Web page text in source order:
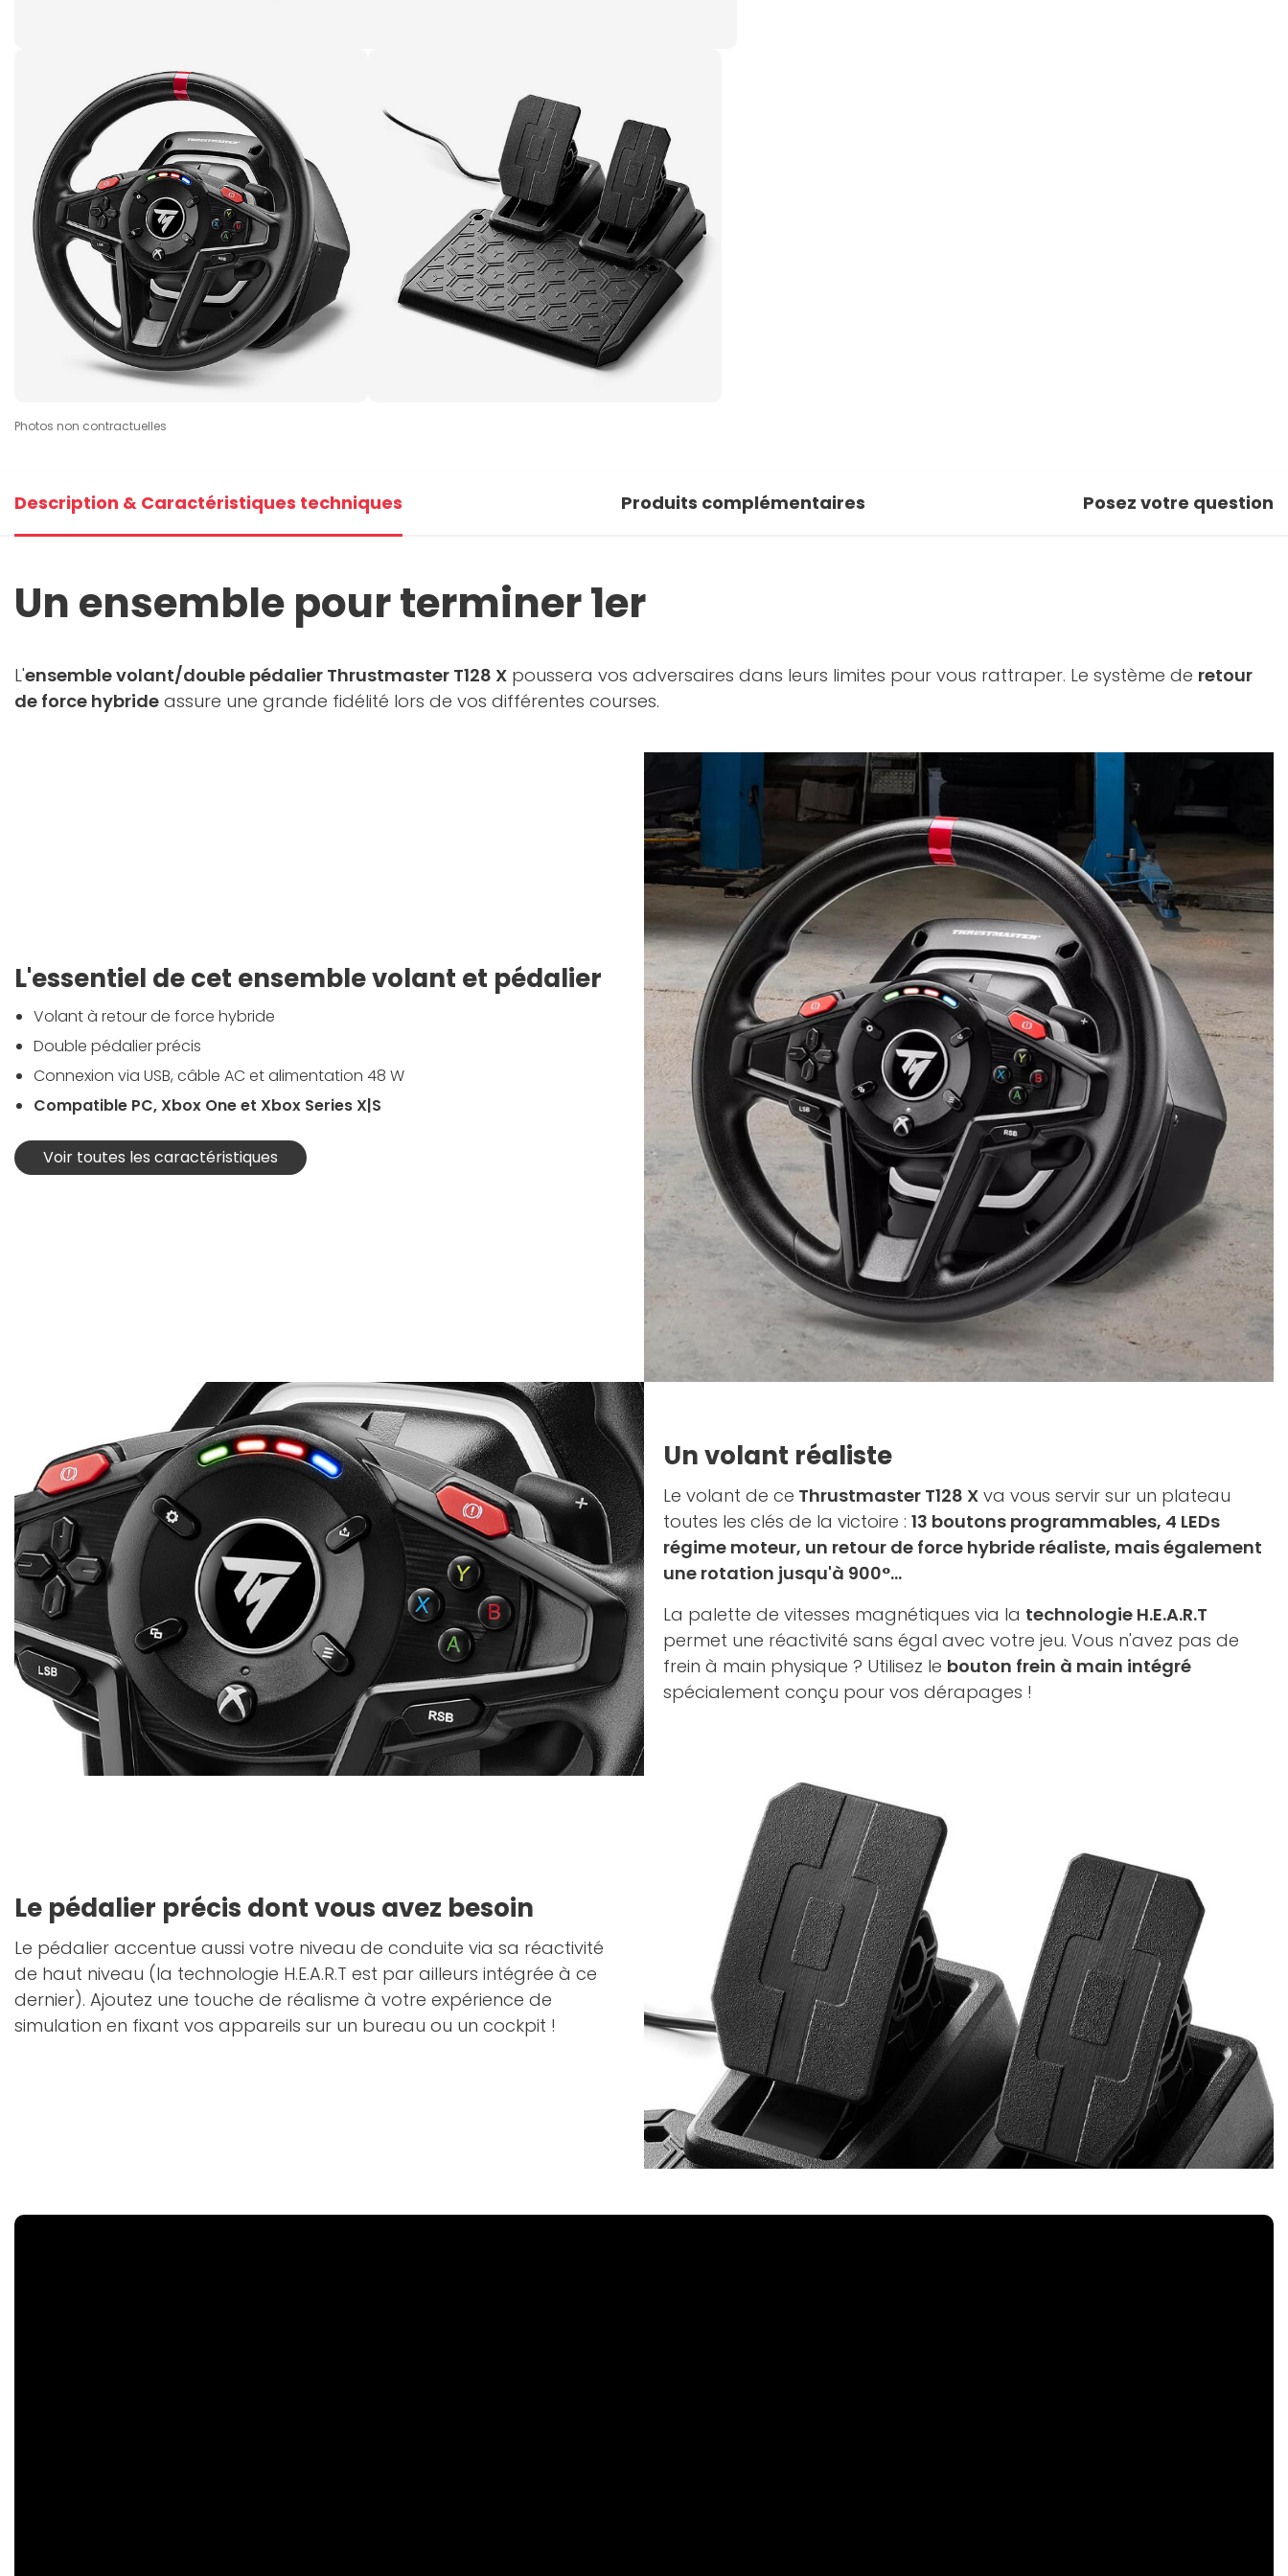
Photos non contractuelles
Description & Caractéristiques techniques Produits complémentaires Posez votre question
Un ensemble pour terminer 1er
L'ensemble volant/double pédalier Thrustmaster T128 X poussera vos adversaires dans leurs limites pour vous rattraper. Le système de retour
de force hybride assure une grande fidélité lors de vos différentes courses.
L'essentiel de cet ensemble volant et pédalier
Volant à retour de force hybride
Double pédalier précis
Connexion via USB, câble AC et alimentation 48 W
Compatible PC, Xbox One et Xbox Series X|S
Voir toutes les caractéristiques
Un volant réaliste
Le volant de ce Thrustmaster T128 X va vous servir sur un plateau
toutes les clés de la victoire : 13 boutons programmables, 4 LEDs
régime moteur, un retour de force hybride réaliste, mais également
une rotation jusqu'à 900°...
La palette de vitesses magnétiques via la technologie H.E.A.R.T
permet une réactivité sans égal avec votre jeu. Vous n'avez pas de
frein à main physique ? Utilisez le bouton frein à main intégré
spécialement conçu pour vos dérapages !
Le pédalier précis dont vous avez besoin
Le pédalier accentue aussi votre niveau de conduite via sa réactivité
de haut niveau (la technologie H.E.A.R.T est par ailleurs intégrée à ce
dernier). Ajoutez une touche de réalisme à votre expérience de
simulation en fixant vos appareils sur un bureau ou un cockpit !